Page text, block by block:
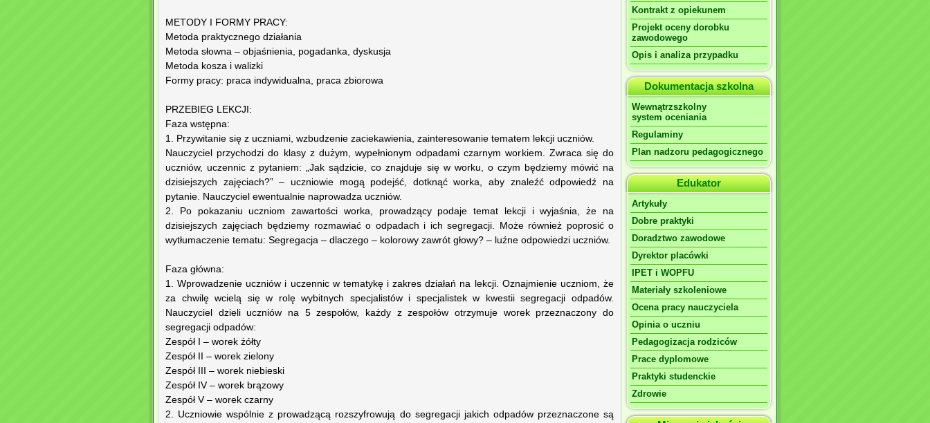
METODY I FORMY PRACY:
Metoda praktycznego działania
Metoda słowna – objaśnienia, pogadanka, dyskusja
Metoda kosza i walizki
Formy pracy: praca indywidualna, praca zbiorowa
PRZEBIEG LEKCJI:
Faza wstępna:
1. Przywitanie się z uczniami, wzbudzenie zaciekawienia, zainteresowanie tematem lekcji uczniów.
Nauczyciel przychodzi do klasy z dużym, wypełnionym odpadami czarnym workiem. Zwraca się do
uczniów, uczennic z pytaniem: „Jak sądzicie, co znajduje się w worku, o czym będziemy mówić na
dzisiejszych zajęciach?” – uczniowie mogą podejść, dotknąć worka, aby znaleźć odpowiedź na
pytanie. Nauczyciel ewentualnie naprowadza uczniów.
2. Po pokazaniu uczniom zawartości worka, prowadzący podaje temat lekcji i wyjaśnia, że na
dzisiejszych zajęciach będziemy rozmawiać o odpadach i ich segregacji. Może również poprosić o
wytłumaczenie tematu: Segregacja – dlaczego – kolorowy zawrót głowy? – luźne odpowiedzi uczniów.
Faza główna:
1. Wprowadzenie uczniów i uczennic w tematykę i zakres działań na lekcji. Oznajmienie uczniom, że
za chwilę wcielą się w rolę wybitnych specjalistów i specjalistek w kwestii segregacji odpadów.
Nauczyciel dzieli uczniów na 5 zespołów, każdy z zespołów otrzymuje worek przeznaczony do
segregacji odpadów:
Zespół I – worek żółty
Zespół II – worek zielony
Zespół III – worek niebieski
Zespół IV – worek brązowy
Zespół V – worek czarny
2. Uczniowie wspólnie z prowadzącą rozszyfrowują do segregacji jakich odpadów przeznaczone są
Kontrakt z opiekunem
Projekt oceny dorobku
zawodowego
Opis i analiza przypadku
Dokumentacja szkolna
Wewnątrzszkolny
system oceniania
Regulaminy
Plan nadzoru pedagogicznego
Edukator
Artykuły
Dobre praktyki
Doradztwo zawodowe
Dyrektor placówki
IPET i WOPFU
Materiały szkoleniowe
Ocena pracy nauczyciela
Opinia o uczniu
Pedagogizacja rodziców
Prace dyplomowe
Praktyki studenckie
Zdrowie